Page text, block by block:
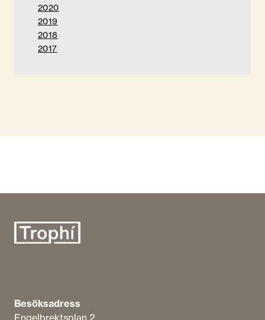
2020
2019
2018
2017
Besöksadress